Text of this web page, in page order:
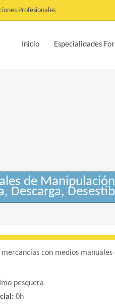
Profesionales
Inicio Especialidades
de
Descarga,
con medios
pesquera
0h